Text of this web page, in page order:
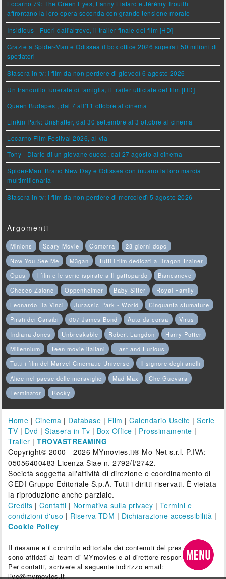
Locarno 79: The Green Eyes, Fanny Liatard e Jérémy Trouilh
affrontano la loro opera seconda con grande tensione morale
Insidious - Fuori dall'altrove, il trailer finale del film [HD]
Grazie a Spider-Man e Odissea il box office 2026 supera i 50 milioni di
spettatori
Stasera in tv: i film da non perdere di giovedì 6 agosto 2026
Un tranquillo funerale di famiglia, il trailer ufficiale del film [HD]
Queen Budapest, dal 7 all'11 ottobre al cinema
Linkin Park: Unshatter, dal 30 settembre al 3 ottobre al cinema
Locarno Film Festival 2026, al via
Tony - Diario di un giovane cuoco, dal 27 agosto al cinema
Spider-Man: Brand New Day e Odissea continuano la loro marcia
multimilionaria
Stasera in tv: i film da non perdere di mercoledì 5 agosto 2026
Argomenti
Minions Scary Movie Gomorra
28 giorni dopo
Now You See Me
M3gan
Tutti i film dedicati a Dragon Trainer
Opus
I film e le serie ispirate a Il gattopardo
Biancaneve
Checco Zalone
Oppenheimer Baby Sitter
Royal Family
Leonardo Da Vinci
Jurassic Park - World
Cinquanta sfumature
Pirati dei Caraibi
007 James Bond Auto da corsa
Virus
Indiana Jones
Unbreakable Robert Langdon
Harry Potter
Millennium
Teen movie italiani
Fast and Furious
Tutti i film del Marvel Cinematic Universe
Il signore degli anelli
Alice nel paese delle meraviglie
Mad Max
Che Guevara
Terminator
Rocky
Home | Cinema | Database | Film |Calendario Uscite |Serie
TV | Dvd | Stasera in Tv | Box Office | Prossimamente |
Trailer |TROVASTREAMING
Copyright© 2000 - 2026 MYmovies.it® Mo-Net s.r.l. P.IVA:
05056400483 Licenza Siae n. 2792/I/2742.
Società soggetta all'attività di direzione e coordinamento di
GEDI Gruppo Editoriale S.p.A. Tutti i diritti riservati. È vietata
la riproduzione anche parziale.
Credits |Contatti | Normativa sulla privacy | Termini e
condizioni d'uso | Riserva TDM | Dichiarazione accessibilità |
Cookie Policy
Il riesame e il controllo editoriale dei contenuti del presente sito
sono affidati al team di MYmovies e al direttore responsabile.
Per contatti, scrivere al seguente indirizzo email:
live@mymovies.it